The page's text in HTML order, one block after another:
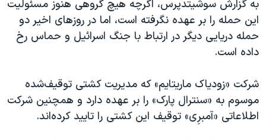
چهل سال گروگان‌گیری
قانون شفافیت دارائی کادر رهبری ایران
اعتراضات مردمی آبان ۹۸
نرگس محمدی برنده جایزه نوبل صلح
همایش محافظه‌کاران آمریکا «سی‌پک»
به گزارش سوشیتدپرس، اگرچه هیچ گروهی هنوز مسئولیت
این حمله را بر عهده نگرفته است، اما در روزهای اخیر دو
حمله دریایی دیگر در ارتباط با جنگ اسرائیل و حماس رخ
داده است.
شرکت «زودیاک ماریتایم» که مدیریت کشتی توقیف‌شده
موسوم به «سنترال پارک» را بر عهده دارد و همچنین شرکت
اطلاعاتی «آمبرِی» توقیف این کشتی را تایید کرده‌اند.